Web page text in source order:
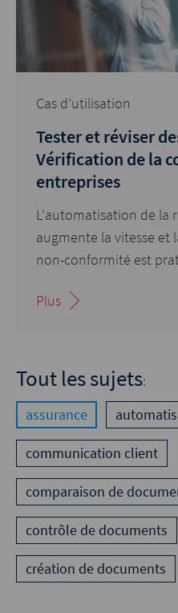
Cas d’utilisation
Tester et réviser
Vérification de la
entreprises
L'automatisation de la
augmente la vitesse et
non-conformité est
Plus
Tout les sujets:
assurance
communication client
comparaison de
contrôle de documents
création de documents